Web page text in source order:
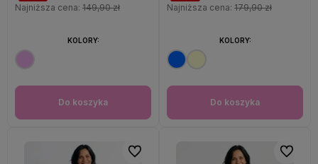
Najniższa cena: 149,90 zł
Do koszyka
KOLORY:
Najniższa cena: 179,90 zł
Do koszyka
KOLORY:
Do ulubionych Do